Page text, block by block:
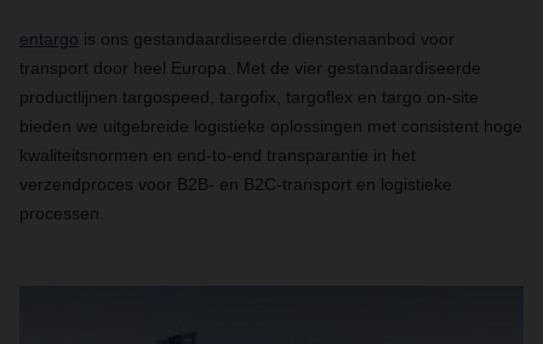
entargo is ons gestandaardiseerde dienstenaanbod voor
transport door heel Europa. Met de vier gestandaardiseerde
productlijnen targospeed, targofix, targoflex en targo on-site
bieden we uitgebreide logistieke oplossingen met consistent hoge
kwaliteitsnormen en end-to-end transparantie in het
verzendproces voor B2B- en B2C-transport en logistieke
processen.